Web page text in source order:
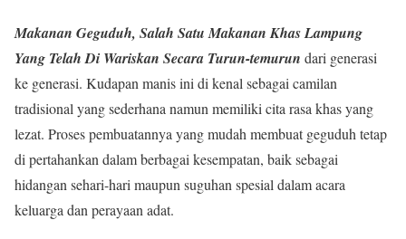
Makanan Geguduh, Salah Satu Makanan Khas Lampung
Yang Telah Di Wariskan Secara Turun-temurun dari generasi
ke generasi. Kudapan manis ini di kenal sebagai camilan
tradisional yang sederhana namun memiliki cita rasa khas yang
lezat. Proses pembuatannya yang mudah membuat geguduh tetap
di pertahankan dalam berbagai kesempatan, baik sebagai
hidangan sehari-hari maupun suguhan spesial dalam acara
keluarga dan perayaan adat.